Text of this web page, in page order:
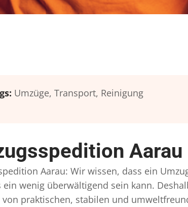
Umzüge, Transport, Reinigung
Aarau: Wir wissen, dass ein
ein wenig überwältigend sein kann.
von praktischen, stabilen und